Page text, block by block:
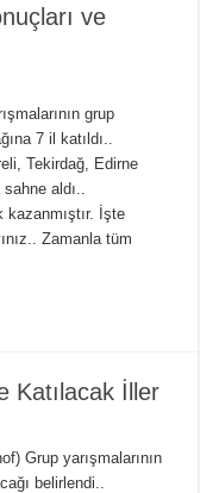
ve
grup
7 il katıldı..
Tekirdağ, Edirne
aldı..
kazanmıştır. İşte
Zamanla tüm
Katılacak İller
Grup yarışmalarının
belirlendi..